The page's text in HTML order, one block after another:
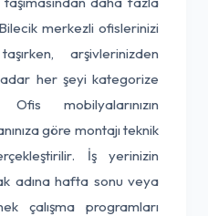
merkezli ofislerinizi
arşivlerinizden
her şeyi kategorize
mobilyalarınızın
göre montajı teknik
İş yerinizin
adına hafta sonu veya
çalışma programları